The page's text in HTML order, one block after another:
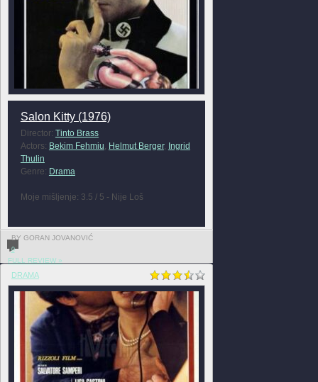
Salon Kitty (1976)
Director: Tinto Brass
Actors: Bekim Fehmiu, Helmut Berger, Ingrid
Thulin
Genre: Drama
Moje mišljenje: 3.5 / 5 - Nije Loš
BY GORAN JOVANOVIĆ
0
FULL REVIEW »
DRAMA